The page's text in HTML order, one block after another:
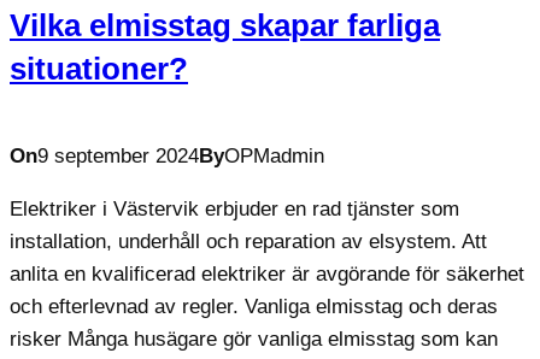
Vilka elmisstag skapar farliga
situationer?
On9 september 2024ByOPMadmin
Elektriker i Västervik erbjuder en rad tjänster som
installation, underhåll och reparation av elsystem. Att
anlita en kvalificerad elektriker är avgörande för säkerhet
och efterlevnad av regler. Vanliga elmisstag och deras
risker Många husägare gör vanliga elmisstag som kan